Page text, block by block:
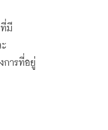
มี
การที่อยู่